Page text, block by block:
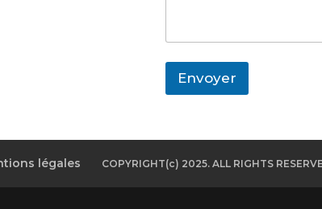
Envoyer
légales COPYRIGHT(c) 2025. ALL RIGHTS